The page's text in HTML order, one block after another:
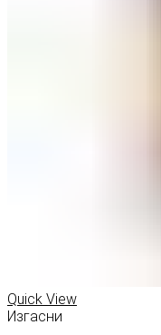
Quick View
Изгасни